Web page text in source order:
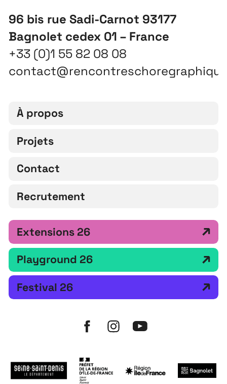
96 bis rue Sadi-Carnot 93177
Bagnolet cedex 01 – France
+33 (0)1 55 82 08 08
À propos
Projets
Contact
Recrutement
Extensions 26
Playground 26
Festival 26